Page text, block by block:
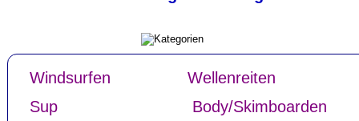
Windsurfen
Wellenreiten
Sup
Body/Skimboarden